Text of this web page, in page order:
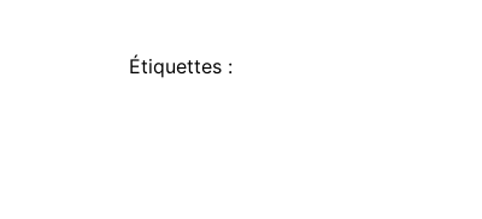
Étiquettes :